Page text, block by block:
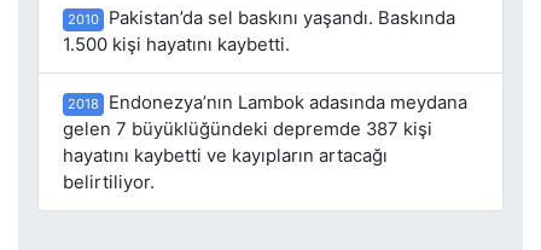
2010
Pakistan’da sel baskını yaşandı. Baskında
1.500 kişi hayatını kaybetti.
2018
Endonezya’nın Lambok adasında meydana
gelen 7 büyüklüğündeki depremde 387 kişi
hayatını kaybetti ve kayıpların artacağı
belirtiliyor.